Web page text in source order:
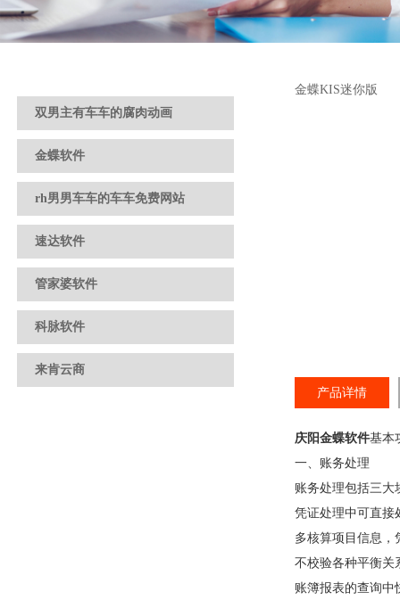
双男主有车车的腐肉动画
金蝶软件
rh男男车车的车车免费网站
速达软件
管家婆软件
科脉软件
来肯云商
金蝶KIS迷你版
产品详情
庆阳金蝶软件基本
一、账务处理
账务处理包括三大块
凭证处理中可直接
多核算项目信息
不校验各种平衡关系
账簿报表的查询中快